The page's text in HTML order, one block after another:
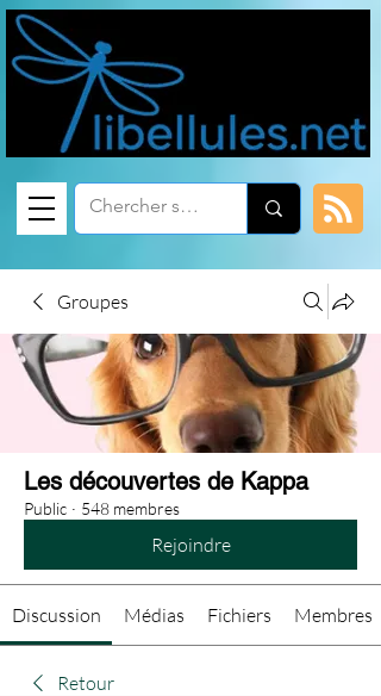
Groupes
Les découvertes de Kappa
Public · 548 membres
Rejoindre
Discussion Médias Fichiers Membres
Retour